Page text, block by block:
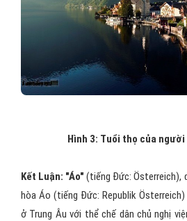
Hình 3: Tuổi thọ của người
Kết Luận: "Áo"(tiếng Đức: Österreich),
hòa Áo (tiếng Đức: Republik
ở Trung Âu với thể chế dân chủ nghị